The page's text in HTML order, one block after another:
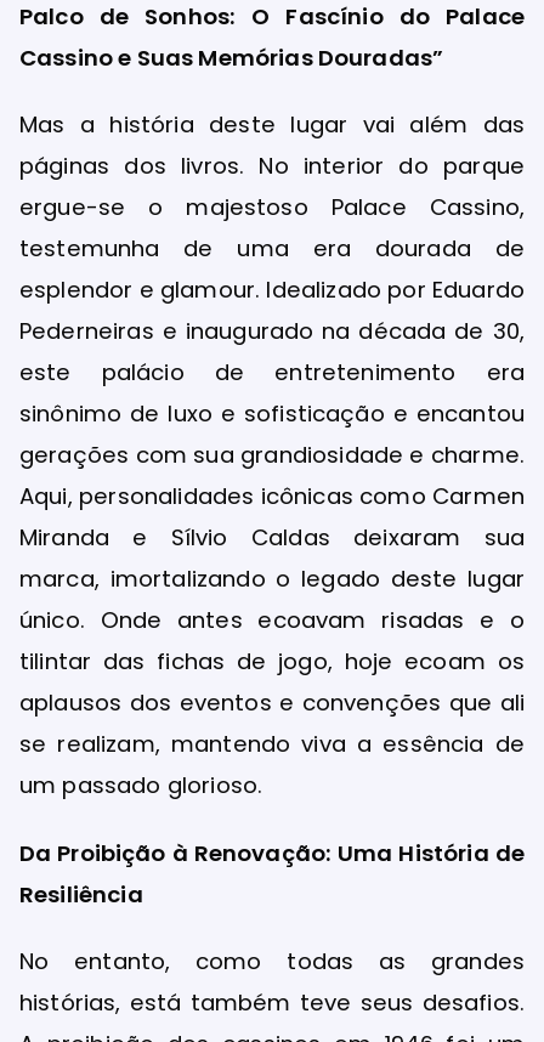
Palco de Sonhos: O Fascínio do Palace
Cassino e Suas Memórias Douradas”
Mas a história deste lugar vai além das
páginas dos livros. No interior do parque
ergue-se o majestoso Palace Cassino,
testemunha de uma era dourada de
esplendor e glamour. Idealizado por Eduardo
Pederneiras e inaugurado na década de 30,
este palácio de entretenimento era
sinônimo de luxo e sofisticação e encantou
gerações com sua grandiosidade e charme.
Aqui, personalidades icônicas como Carmen
Miranda e Sílvio Caldas deixaram sua
marca, imortalizando o legado deste lugar
único. Onde antes ecoavam risadas e o
tilintar das fichas de jogo, hoje ecoam os
aplausos dos eventos e convenções que ali
se realizam, mantendo viva a essência de
um passado glorioso.
Da Proibição à Renovação: Uma História de
Resiliência
No entanto, como todas as grandes
histórias, está também teve seus desafios.